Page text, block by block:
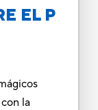
EL P
la